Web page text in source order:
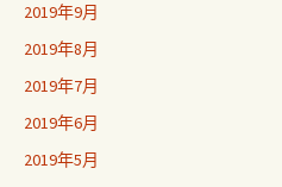
2019年9月
2019年8月
2019年7月
2019年6月
2019年5月